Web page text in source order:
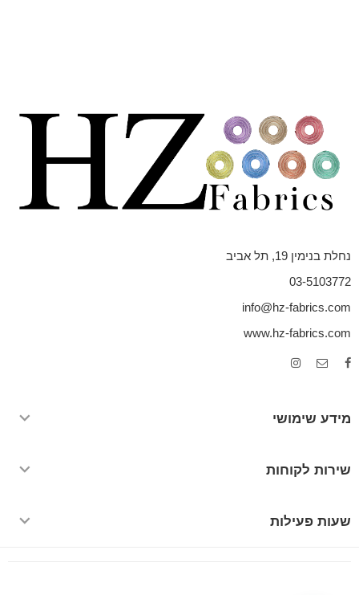
נחלת בנימין 19, תל אביב
03-5103772
info@hz-fabrics.com
www.hz-fabrics.com
מידע שימושי
שירות לקוחות
שעות פעילות